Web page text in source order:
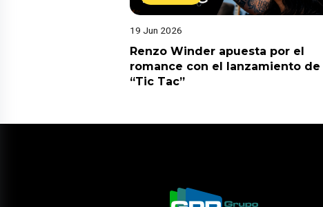
19 Jun 2026
Renzo Winder apuesta por el
romance con el lanzamiento de
“Tic Tac”